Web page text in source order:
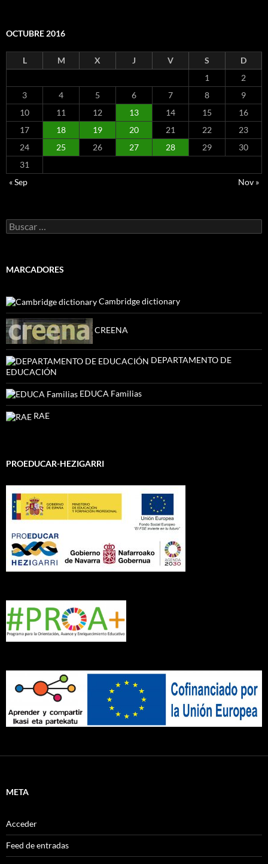
OCTUBRE 2016
L M X J V S
D
1
2
3
4 5 6 7 8
9
10
11 12 13 14 15
16
17
18 19 20 21 22
23
24
25 26 27 28 29
30
31
« Sep
Nov »
Buscar:
MARCADORES
Cambridge dictionary
CREENA
DEPARTAMENTO DE
EDUCACIÓN
EDUCA Familias
RAE
PROEDUCAR-HEZIGARRI
META
Acceder
Feed de entradas